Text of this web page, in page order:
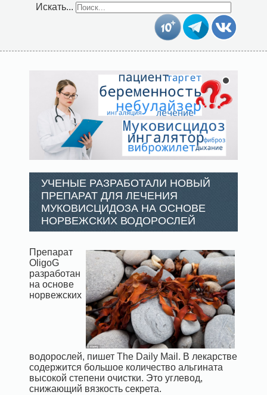
Искать...
УЧЕНЫЕ РАЗРАБОТАЛИ НОВЫЙ
ПРЕПАРАТ ДЛЯ ЛЕЧЕНИЯ
МУКОВИСЦИДОЗА НА ОСНОВЕ
НОРВЕЖСКИХ ВОДОРОСЛЕЙ
Препарат
OligoG
разработан
на основе
норвежских
водорослей, пишет The Daily Mail. В лекарстве
содержится большое количество альгината
высокой степени очистки. Это углевод,
снижающий вязкость секрета.